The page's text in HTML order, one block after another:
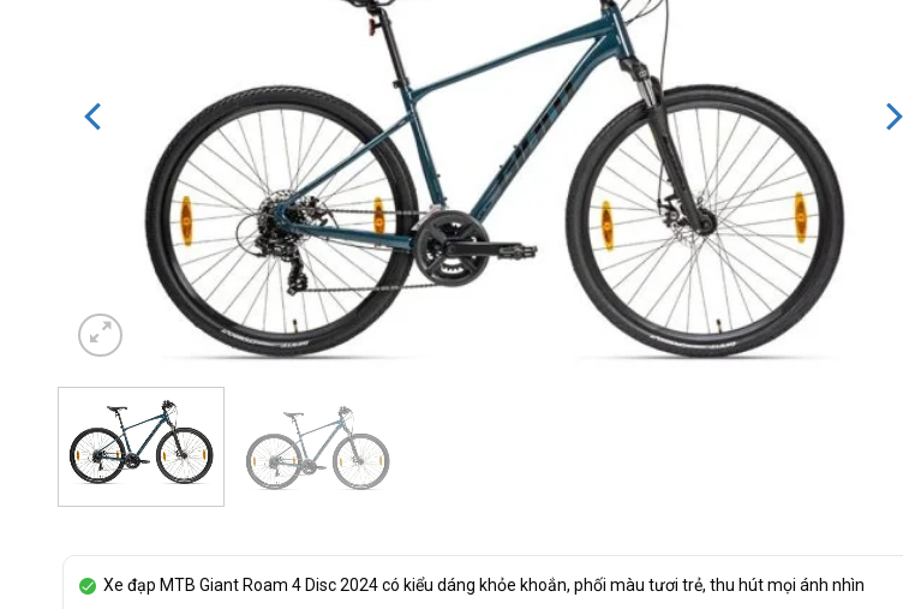
Xe đạp MTB Giant Roam 4 Disc 2024 có kiểu dáng khỏe khoắn, phối màu tươi trẻ, thu hút mọi ánh nhìn